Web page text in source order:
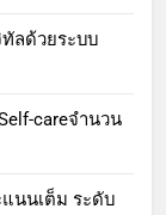
ลด้วยระบบ
careจำนวน
แนนเต็ม ระดับ